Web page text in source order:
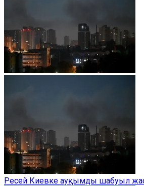
Ресей Киевке ауқымды шабуыл